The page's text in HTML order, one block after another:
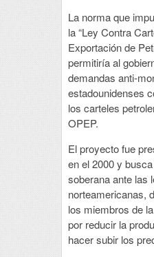
La norma que
la “Ley Contra
Exportación de
permitiría al
demandas anti-
estadounidenses
los carteles
OPEP.
El proyecto fue
en el 2000 y
soberana ante las
norteamericanas,
los miembros de
por reducir la
hacer subir los